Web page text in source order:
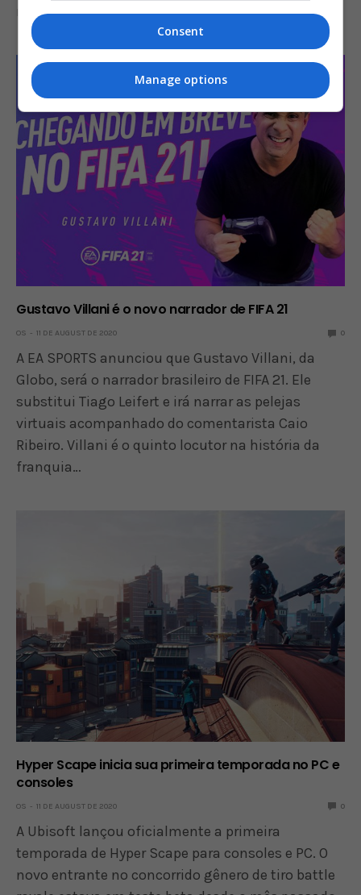
mundialmente no…
Gustavo Villani é o novo narrador de FIFA 21
OS 11 DE AUGUST DE 2020 0
A EA SPORTS anunciou que Gustavo Villani, da
Globo, será o narrador brasileiro de FIFA 21. Ele
substitui Tiago Leifert e irá narrar as pelejas
virtuais acompanhado do comentarista Caio
Ribeiro. Villani é o quinto locutor na história da
franquia…
Hyper Scape inicia sua primeira temporada no PC e
consoles
OS 11 DE AUGUST DE 2020 0
A Ubisoft lançou oficialmente a primeira
temporada de Hyper Scape para consoles e PC. O
novo entrante no concorrido gênero de tiro battle
Consent
Manage options